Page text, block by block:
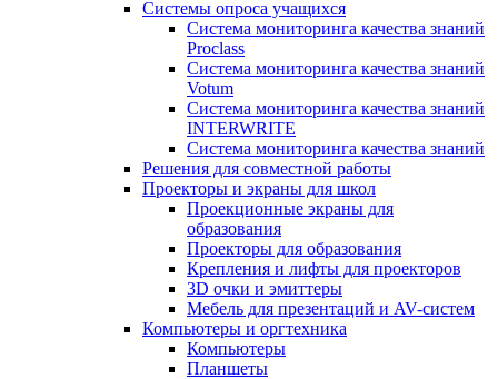
Системы опроса учащихся
Система мониторинга качества знаний
Proclass
Система мониторинга качества знаний
Votum
Система мониторинга качества знаний
INTERWRITE
Система мониторинга качества знаний
Решения для совместной работы
Проекторы и экраны для школ
Проекционные экраны для
образования
Проекторы для образования
Крепления и лифты для проекторов
3D очки и эмиттеры
Мебель для презентаций и AV-систем
Компьютеры и оргтехника
Компьютеры
Планшеты